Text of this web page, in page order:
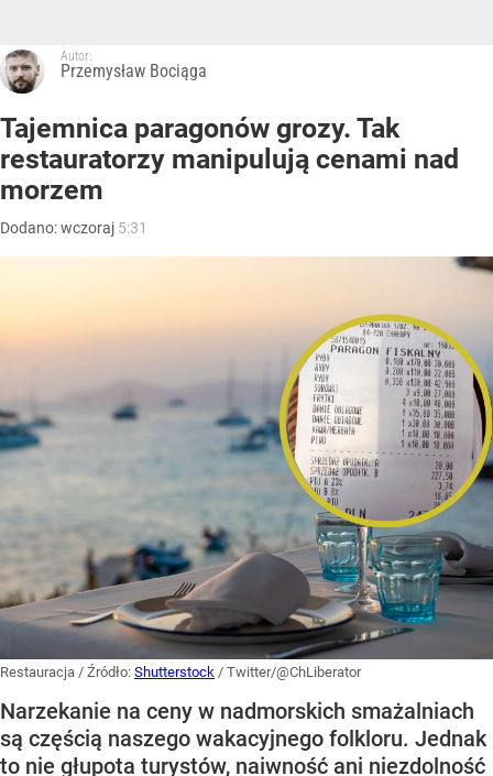
Autor:
Przemysław Bociąga
Tajemnica paragonów grozy. Tak
restauratorzy manipulują cenami nad
morzem
Dodano:wczoraj 5:31
Restauracja / Źródło: Shutterstock / Twitter/@ChLiberator
Narzekanie na ceny w nadmorskich smażalniach
są częścią naszego wakacyjnego folkloru. Jednak
to nie głupota turystów, naiwność ani niezdolność